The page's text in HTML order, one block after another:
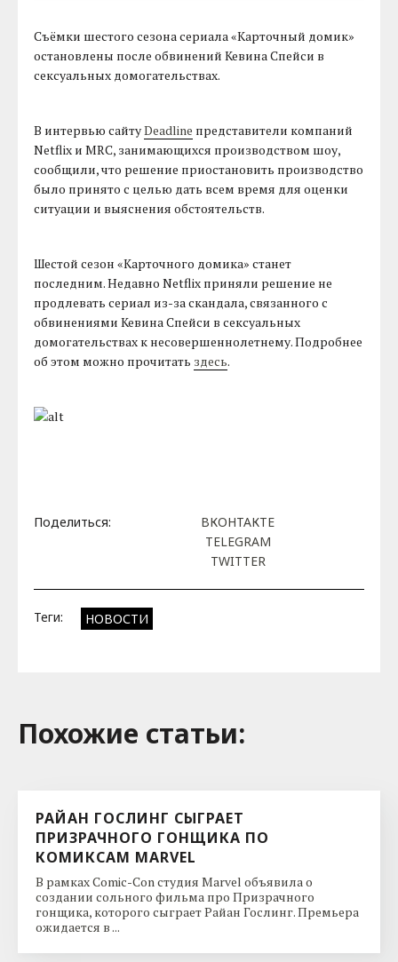
Съёмки шестого сезона сериала «Карточный домик»
остановлены после обвинений Кевина Спейси в
сексуальных домогательствах.
В интервью сайтуDeadline представители компаний
Netflix и MRC, занимающихся производством шоу,
сообщили, что решение приостановить производство
было принято с целью дать всем время для оценки
ситуации и выяснения обстоятельств.
Шестой сезон «Карточного домика» станет
последним. Недавно Netflix приняли решение не
продлевать сериал из-за скандала, связанного с
обвинениями Кевина Спейси в сексуальных
домогательствах к несовершеннолетнему. Подробнее
об этом можно прочитать здесь.
Поделиться:
ВКОНТАКТЕ
TELEGRAM
TWITTER
Теги: НОВОСТИ
Похожие cтатьи:
РАЙАН ГОСЛИНГ СЫГРАЕТ
ПРИЗРАЧНОГО ГОНЩИКА ПО
КОМИКСАМ MARVEL
В рамках Comic-Con студия Marvel объявила о
создании сольного фильма про Призрачного
гонщика, которого сыграет Райан Гослинг. Премьера
ожидается в ...